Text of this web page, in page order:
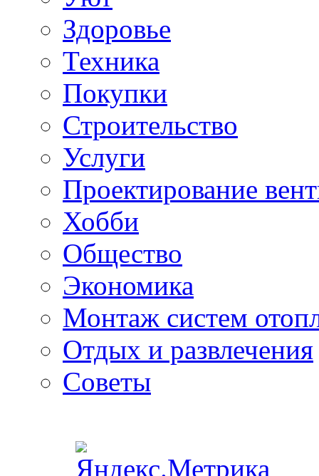
Здоровье
Техника
Покупки
Строительство
Услуги
Проектирование
Хобби
Общество
Экономика
Монтаж систем
Отдых и развлечения
Советы